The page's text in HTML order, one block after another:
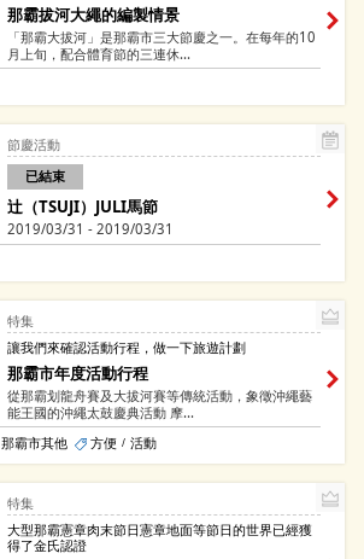
那霸拔河大繩的編製情景
「那霸大拔河」是那霸市三大節慶之一。在每年的10
月上旬，配合體育節的三連休...
節慶活動
已結束
辻（TSUJI）JULI馬節
2019/03/31 - 2019/03/31
特集
讓我們來確認活動行程，做一下旅遊計劃
那霸市年度活動行程
從那霸划龍舟賽及大拔河賽等傳統活動，象徵沖繩藝
能王國的沖繩太鼓慶典活動 摩...
那霸市其他 方便 / 活動
特集
大型那霸憲章肉末節日憲章地面等節日的世界已經獲
得了金氏認證